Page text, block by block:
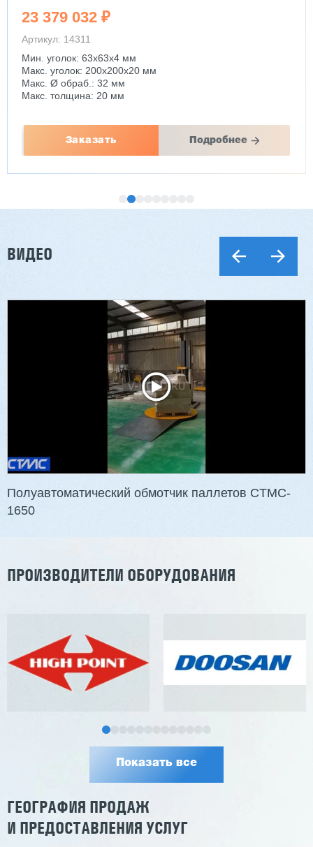
23 379 032 ₽
Артикул: 14311
Мин. уголок: 63x63x4 мм
Макс. уголок: 200x200x20 мм
Макс. Ø обраб.: 32 мм
Макс. толщина: 20 мм
Заказать Подробнее
Двухсторонний шипорез MX6015
Длина заготовки: 400-1500 мм
Макс. ширина заготовки: 580 мм
Станок проходного типа
Узлы: 4 пилы, 2 фрезы
ВИДЕО
Полуавтоматический обмотчик паллетов CTMC-
1650
ПРОИЗВОДИТЕЛИ ОБОРУДОВАНИЯ
Показать все
ГЕОГРАФИЯ ПРОДАЖ
И ПРЕДОСТАВЛЕНИЯ УСЛУГ